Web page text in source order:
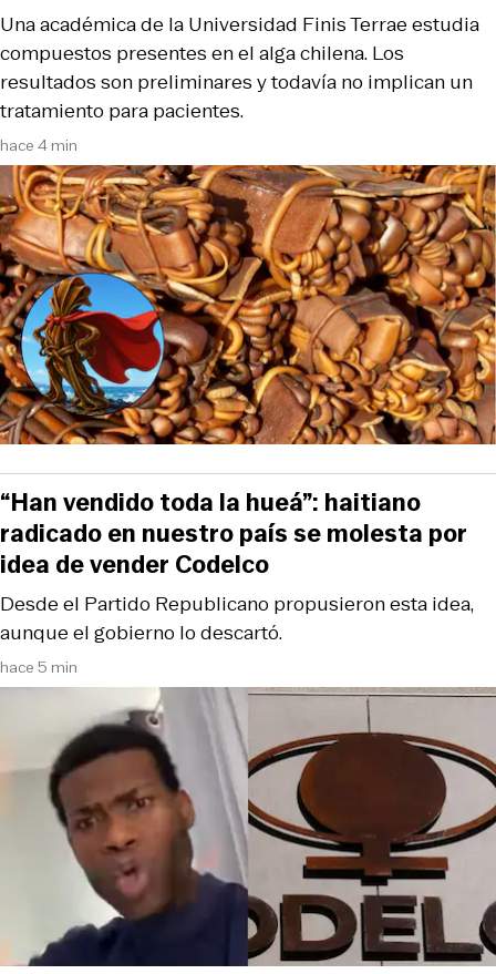
hace 4 min
Una académica de la Universidad Finis Terrae estudia
compuestos presentes en el alga chilena. Los
resultados son preliminares y todavía no implican un
tratamiento para pacientes.
hace 5 min
Desde el Partido Republicano propusieron esta idea,
aunque el gobierno lo descartó.
“Han vendido toda la hueá”: haitiano
radicado en nuestro país se molesta por
idea de vender Codelco